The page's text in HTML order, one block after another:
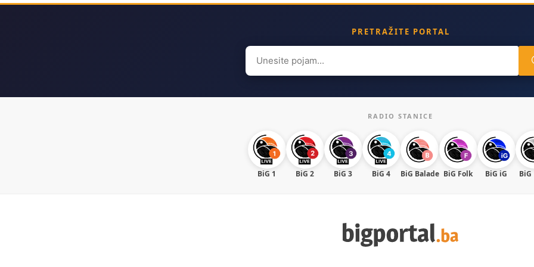
PRETRAŽITE PORTAL
Search
for:
RADIO STANICE
BiG 1 BiG 2 BiG 3 BiG 4 BiG Balade BiG Folk BiG iG BiG